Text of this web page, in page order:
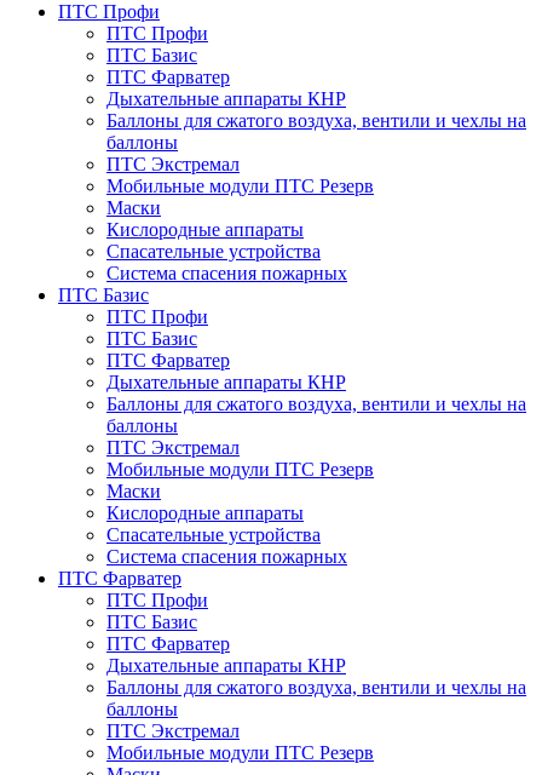
ПТС Профи
ПТС Профи
ПТС Базис
ПТС Фарватер
Дыхательные аппараты КНР
Баллоны для сжатого воздуха, вентили и чехлы на
баллоны
ПТС Экстремал
Мобильные модули ПТС Резерв
Маски
Кислородные аппараты
Спасательные устройства
Система спасения пожарных
ПТС Базис
ПТС Профи
ПТС Базис
ПТС Фарватер
Дыхательные аппараты КНР
Баллоны для сжатого воздуха, вентили и чехлы на
баллоны
ПТС Экстремал
Мобильные модули ПТС Резерв
Маски
Кислородные аппараты
Спасательные устройства
Система спасения пожарных
ПТС Фарватер
ПТС Профи
ПТС Базис
ПТС Фарватер
Дыхательные аппараты КНР
Баллоны для сжатого воздуха, вентили и чехлы на
баллоны
ПТС Экстремал
Мобильные модули ПТС Резерв